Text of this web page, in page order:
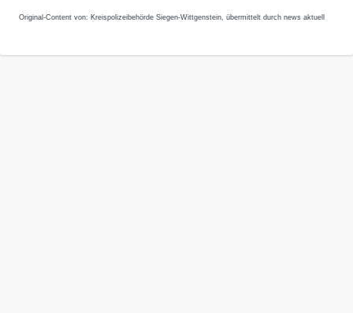
Original-Content von: Kreispolizeibehörde Siegen-Wittgenstein, übermittelt durch news aktuell